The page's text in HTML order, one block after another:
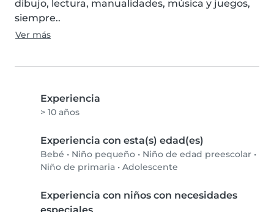
dibujo, lectura, manualidades, música y juegos,
siempre..
Ver más
Experiencia
> 10 años
Experiencia con esta(s) edad(es)
Bebé • Niño pequeño • Niño de edad preescolar •
Niño de primaria • Adolescente
Experiencia con niños con necesidades